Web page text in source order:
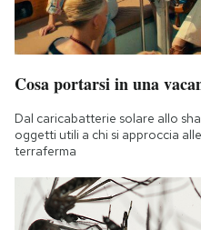
Cosa portarsi in una
Dal caricabatterie solare allo
oggetti utili a chi si approccia
terraferma